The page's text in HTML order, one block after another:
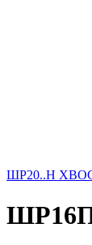
ШР20..Н